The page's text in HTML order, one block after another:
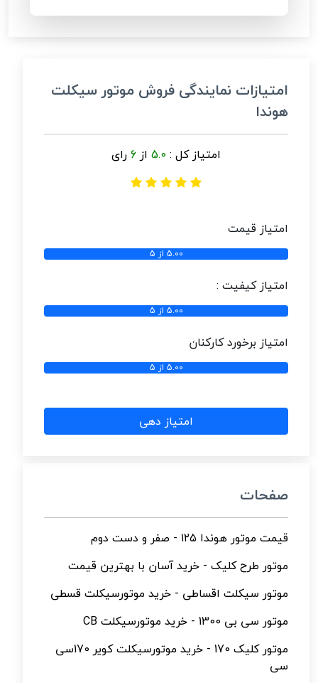
امتیازات نمایندگی فروش موتور سیکلت
هوندا
امتیاز کل : 5.0 از6رای
امتیاز قیمت
5.00 از 5
امتیاز کیفیت :
5.00 از 5
امتیاز برخورد کارکنان
5.00 از 5
امتیاز دهی
صفحات
قیمت موتور هوندا ۱۲۵ - صفر و دست دوم
موتور طرح کلیک - خرید آسان با بهترین قیمت
موتور سیکلت اقساطی - خرید موتورسیکلت قسطی
موتور سی بی 1300 - خرید موتورسیکلت CB
موتور کلیک 170 - خرید موتورسیکلت کویر 170سی
سی